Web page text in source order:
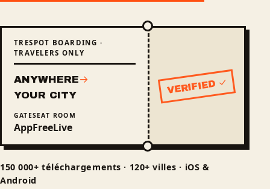
TRESPOT BOARDING ·
TRAVELERS ONLY
ANYWHERE→
YOUR CITY
GATE
App
SEAT
Free
ROOM
Live
VERIFIED ✓Status: verified
150 000+ téléchargements · 120+ villes · iOS &
Android